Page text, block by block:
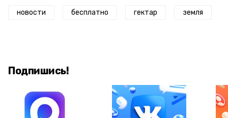
новости бесплатно гектар земля
Подпишись!